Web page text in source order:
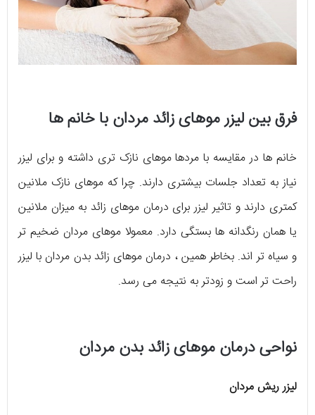
فرق بین لیزر موهای زائد مردان با خانم ها
خانم ها در مقایسه با مردها موهای نازک تری داشته و برای لیزر
نیاز به تعداد جلسات بیشتری دارند. چرا که موهای نازک ملانین
کمتری دارند و تاثیر لیزر برای درمان موهای زائد به میزان ملانین
یا همان رنگدانه ها بستگی دارد. معمولا موهای مردان ضخیم تر
و سیاه تر اند. بخاطر همین ، درمان موهای زائد بدن مردان با لیزر
راحت تر است و زودتر به نتیجه می رسد.
نواحی درمان موهای زائد بدن مردان
لیزر ریش مردان